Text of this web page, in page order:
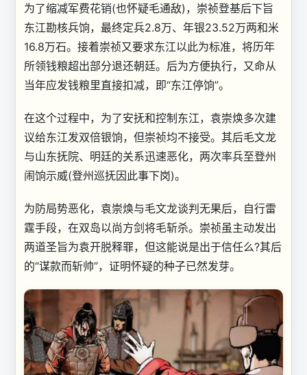
为了缩减军费花销(也怀疑毛通敌)，崇祯登基后下旨
东江勘核兵饷，最终定兵2.8万、年银23.52万两和米
16.8万石。接着崇祯又要求东江以此为标准，将历年
所领钱粮超出部分退还朝廷。后为方便执行，又命从
当年应发钱粮里直接扣减，即“东江停饷”。
在这个过程中，为了安抚和控制东江，袁崇焕多次建
议给东江发双倍银饷，但崇祯均不接受。其后毛文龙
与山东抚院、明廷的关系迅速恶化，两次率兵至登州
闹饷示威(登州巡抚因此事下岗)。
为防局势恶化，袁崇焕与毛文龙谈判无果后，自行雷
霆手段，在双岛以尚方剑将毛斩杀。崇祯虽主动发出
两道圣旨为袁开脱释罪，但这能说是出于信任么?其后
的“谋款而斩帅”，证明怀疑的种子已然发芽。